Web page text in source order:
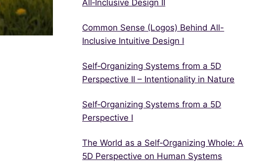
All‑Inclusive Design II
Common Sense (Logos) Behind All-
Inclusive Intuitive Design I
Self‑Organizing Systems from a 5D
Perspective II – Intentionality in Nature
Self‑Organizing Systems from a 5D
Perspective I
The World as a Self‑Organizing Whole: A
5D Perspective on Human Systems